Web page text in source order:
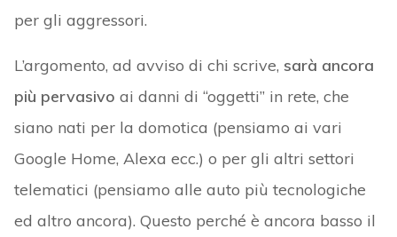
per gli aggressori.
L’argomento, ad avviso di chi scrive, sarà ancora
più pervasivo ai danni di “oggetti” in rete, che
siano nati per la domotica (pensiamo ai vari
Google Home, Alexa ecc.) o per gli altri settori
telematici (pensiamo alle auto più tecnologiche
ed altro ancora). Questo perché è ancora basso il